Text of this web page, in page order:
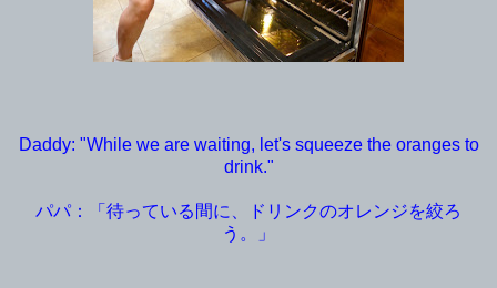
Daddy: "While we are waiting, let's squeeze the oranges to
drink."
パパ：「待っている間に、ドリンクのオレンジを絞ろ
う。」